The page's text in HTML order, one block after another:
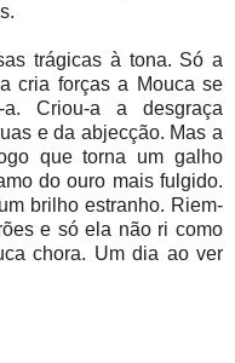
trágicas à tona. Só a
cria forças a Mouca se
a. Criou-a a desgraça
e da abjecção. Mas a
que torna um galho
do ouro mais fulgido.
brilho estranho. Riem-
e só ela não ri como
chora. Um dia ao ver